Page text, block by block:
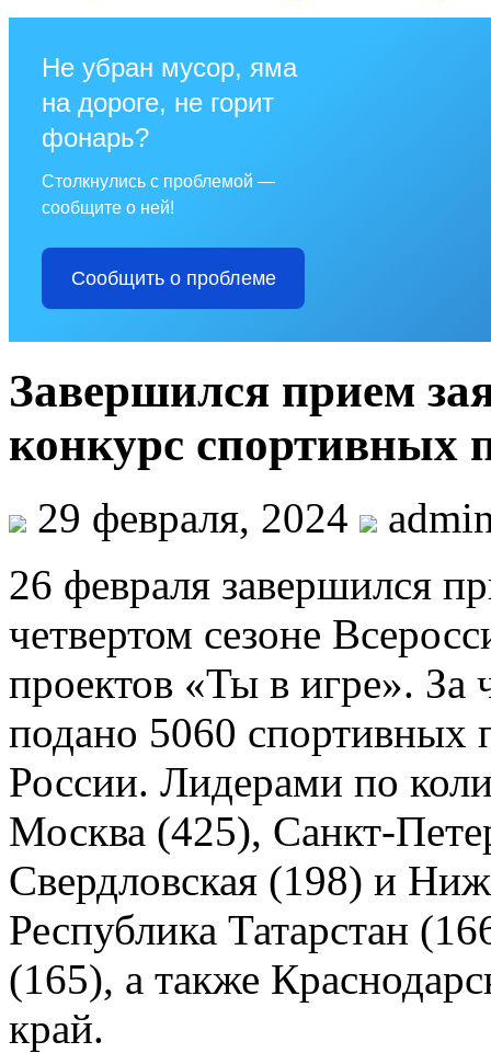
Не убран мусор, яма
на дороге, не горит
фонарь?
Столкнулись с проблемой —
сообщите о ней!
Сообщить о проблеме
Завершился прием
конкурс спортивных
29 февраля, 2024
26 февраля завершился
четвертом сезоне
проектов «Ты в игре». За
подано 5060 спортивных
России. Лидерами по
Москва (425), Санкт-
Свердловская (198) и
Республика Татарстан
(165), а также
край.